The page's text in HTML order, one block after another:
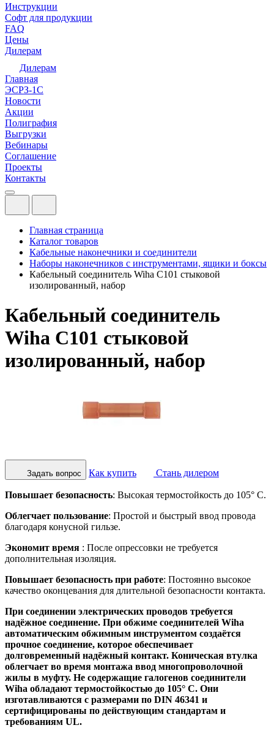
Инструкции
Софт для продукции
FAQ
Цены
Дилерам
Дилерам
Главная
ЭСРЗ-1С
Новости
Акции
Полиграфия
Выгрузки
Вебинары
Соглашение
Проекты
Контакты
Главная страница
Каталог товаров
Кабельные наконечники и соединители
Наборы наконечников с инструментами, ящики и боксы
Кабельный соединитель Wiha C101 стыковой
изолированный, набор
Кабельный соединитель
Wiha C101 стыковой
изолированный, набор
Задать вопрос Как купить Стань дилером
Повышает безопасность: Высокая термостойкость до 105° C.
Облегчает пользование: Простой и быстрый ввод провода
благодаря конусной гильзе.
Экономит время : После опрессовки не требуется
дополнительная изоляция.
Повышает безопасность при работе: Постоянно высокое
качество оконцевания для длительной безопасности контакта.
При соединении электрических проводов требуется
надёжное соединение. При обжиме соединителей Wiha
автоматическим обжимным инструментом создаётся
прочное соединение, которое обеспечивает
долговременный надёжный контакт. Коническая втулка
облегчает во время монтажа ввод многопроволочной
жилы в муфту. Не содержащие галогенов соединители
Wiha обладают термостойкостью до 105° C. Они
изготавливаются с размерами по DIN 46341 и
сертифицированы по действующим стандартам и
требованиям UL.